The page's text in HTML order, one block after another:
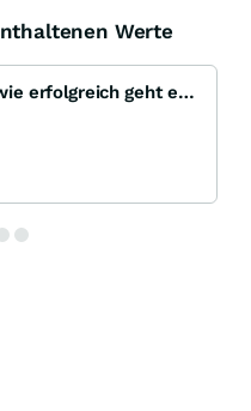
Werte
Kontron AG (S&T/Quanmax), wie erfolgreich geht es weiter?